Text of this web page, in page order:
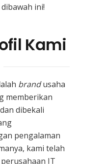
ini!
Kami
brandusaha
memberikan
dibekali
pengalaman
kami telah
IT